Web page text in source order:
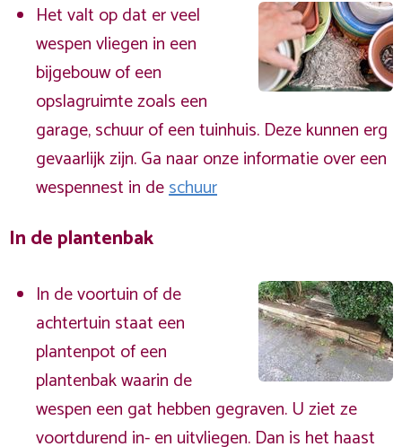
Het valt op dat er veel
wespen vliegen in een
bijgebouw of een
opslagruimte zoals een
garage, schuur of een tuinhuis. Deze kunnen erg
gevaarlijk zijn. Ga naar onze informatie over een
wespennest in deschuur
In de plantenbak
In de voortuin of de
achtertuin staat een
plantenpot of een
plantenbak waarin de
wespen een gat hebben gegraven. U ziet ze
voortdurend in- en uitvliegen. Dan is het haast